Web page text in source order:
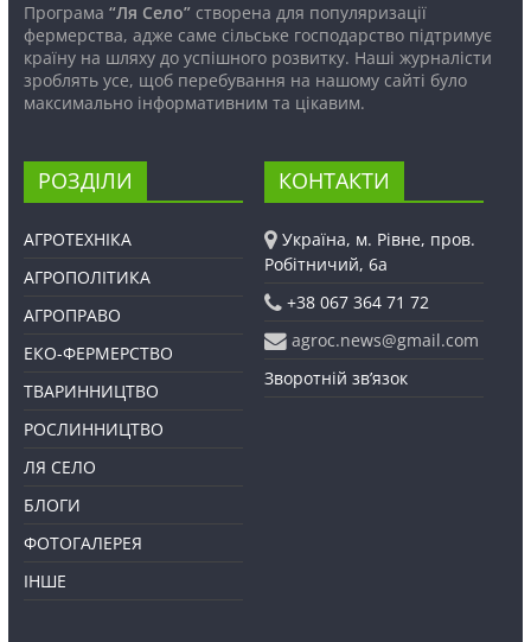
Програма “Ля Село”створена для популяризації
фермерства, адже саме сільське господарство підтримує
країну на шляху до успішного розвитку. Наші журналісти
зроблять усе, щоб перебування на нашому сайті було
максимально інформативним та цікавим.
РОЗДІЛИ
АГРОТЕХНІКА
АГРОПОЛІТИКА
АГРОПРАВО
ЕКО-ФЕРМЕРСТВО
ТВАРИННИЦТВО
РОСЛИННИЦТВО
ЛЯ СЕЛО
БЛОГИ
ФОТОГАЛЕРЕЯ
ІНШЕ
КОНТАКТИ
Україна, м. Рівне, пров.
Робітничий, 6а
+38 067 364 71 72
agroc.news@gmail.com
Зворотній зв’язок